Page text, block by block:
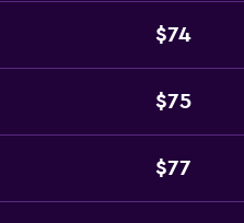
$74
$75
$77